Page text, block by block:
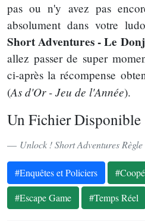
pas ou n'y avez pas
absolument dans votre
Short Adventures - Le
allez passer de super
ci-après la récompense
(As d'Or - Jeu de l'Année).
Un Fichier Disponible
Unlock ! Short Adventures Règle
#Enquêtes et Policiers
#Escape Game
#Temps Réel